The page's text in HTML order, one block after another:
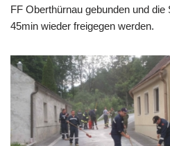
FF Oberthürnau gebunden und
45min wieder freigegen werden.